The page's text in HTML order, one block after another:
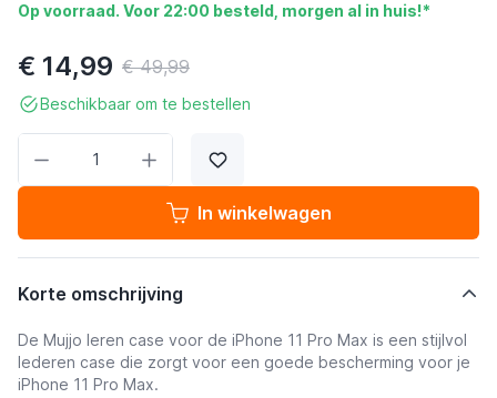
Op voorraad. Voor 22:00 besteld, morgen al in huis!*
€ 14,99 € 49,99
Beschikbaar om te bestellen
In winkelwagen
Korte omschrijving
De Mujjo leren case voor de iPhone 11 Pro Max is een stijlvol
lederen case die zorgt voor een goede bescherming voor je
iPhone 11 Pro Max.